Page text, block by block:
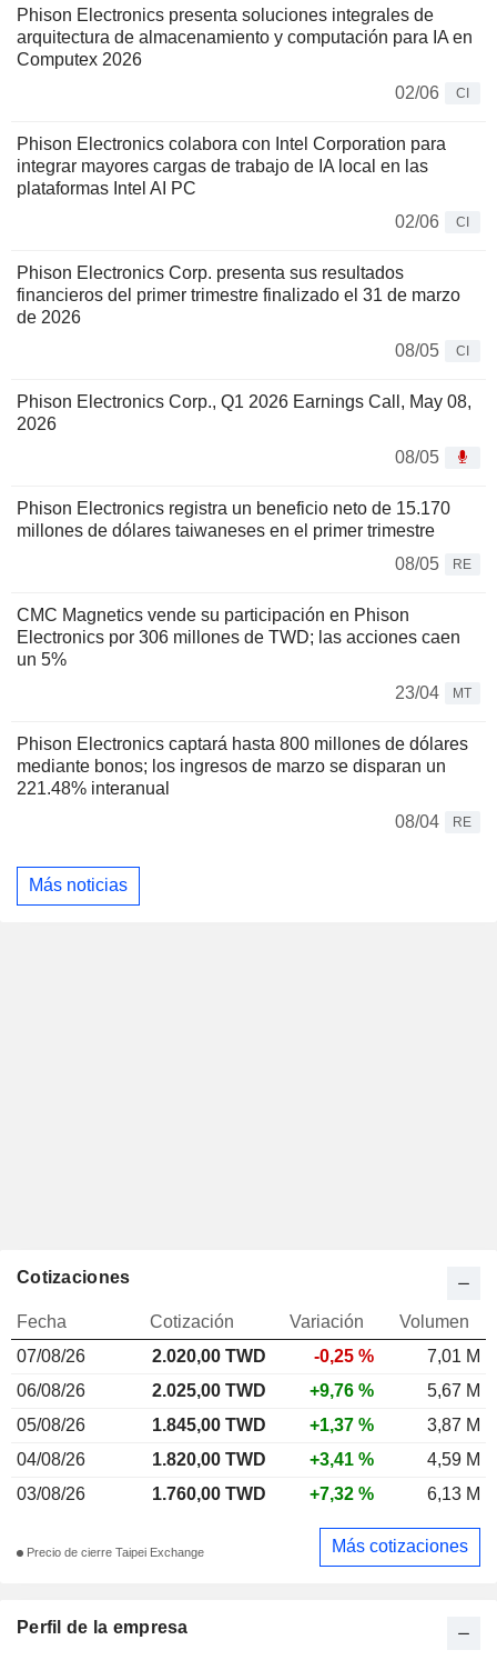
Phison Electronics presenta soluciones integrales de
arquitectura de almacenamiento y computación para IA en
Computex 2026
02/06
CI
Phison Electronics colabora con Intel Corporation para
integrar mayores cargas de trabajo de IA local en las
plataformas Intel AI PC
02/06
CI
Phison Electronics Corp. presenta sus resultados
financieros del primer trimestre finalizado el 31 de marzo
de 2026
08/05
CI
Phison Electronics Corp., Q1 2026 Earnings Call, May 08,
2026
08/05
Phison Electronics registra un beneficio neto de 15.170
millones de dólares taiwaneses en el primer trimestre
08/05
RE
CMC Magnetics vende su participación en Phison
Electronics por 306 millones de TWD; las acciones caen
un 5%
23/04
MT
Phison Electronics captará hasta 800 millones de dólares
mediante bonos; los ingresos de marzo se disparan un
221.48% interanual
08/04
RE
Más noticias
Perfil de la empresa
Cotizaciones
Fecha Cotización Variación
Volumen
07/08/26
2.020,00 TWD -0,25 %
7,01 M
06/08/26
2.025,00 TWD +9,76 %
5,67 M
05/08/26
1.845,00 TWD +1,37 %
3,87 M
04/08/26
1.820,00 TWD +3,41 %
4,59 M
03/08/26
1.760,00 TWD +7,32 % 6,13 M
Precio de cierre Taipei Exchange Más cotizaciones